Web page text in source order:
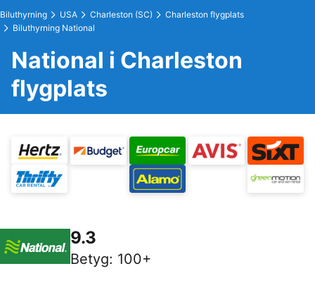
Biluthyrning USA Charleston (SC)
Charleston flygplats
Biluthyrning National
National i Charleston
flygplats
9.3
Betyg: 100+